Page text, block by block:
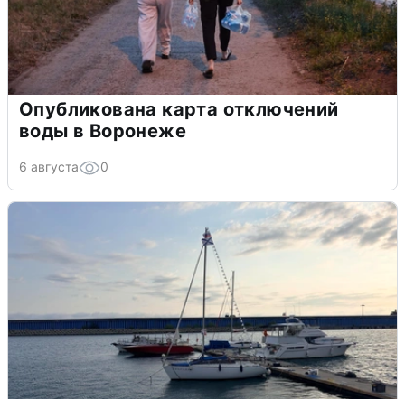
Опубликована карта отключений
воды в Воронеже
6 августа 0